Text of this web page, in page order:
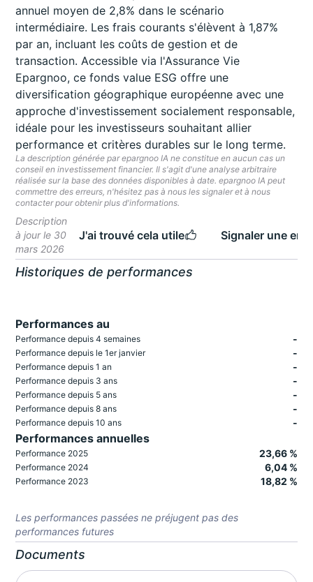
annuel moyen de 2,8% dans le scénario
intermédiaire. Les frais courants s'élèvent à 1,87%
par an, incluant les coûts de gestion et de
transaction. Accessible via l'Assurance Vie
Epargnoo, ce fonds value ESG offre une
diversification géographique européenne avec une
approche d'investissement socialement responsable,
idéale pour les investisseurs souhaitant allier
performance et critères durables sur le long terme.
La description générée par epargnoo IA ne constitue en aucun cas un
conseil en investissement financier. Il s'agit d'une analyse arbitraire
réalisée sur la base des données disponibles à date. epargnoo IA peut
commettre des erreurs, n'hésitez pas à nous les signaler et à nous
contacter pour obtenir plus d'informations.
Description
à jour le 30
mars 2026
J'ai trouvé cela utile Signaler une
Historiques de performances
Performances au
Performance depuis 4 semaines -
Performance depuis le 1er janvier -
Performance depuis 1 an -
Performance depuis 3 ans -
Performance depuis 5 ans -
Performance depuis 8 ans -
Performance depuis 10 ans -
Performances annuelles
Performance 2025 23,66 %
Performance 2024 6,04 %
Performance 2023 18,82 %
Les performances passées ne préjugent pas des
performances futures
Documents